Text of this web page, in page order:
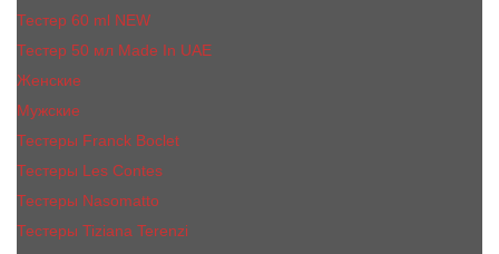
Тестер 60 ml NEW
Тестер 50 мл Made In UAE
Женские
Мужские
Тестеры Franck Boclet
Тестеры Les Contes
Тестеры Nasomatto
Тестеры Tiziana Terenzi